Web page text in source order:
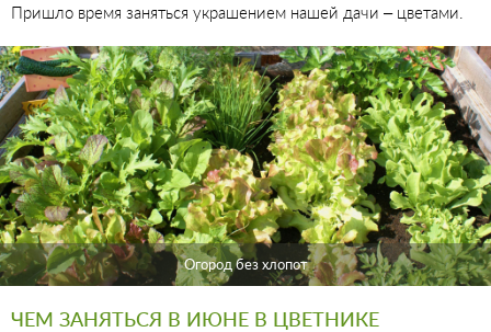
Пришло время заняться украшением нашей дачи – цветами.
Огород без хлопот
ЧЕМ ЗАНЯТЬСЯ В ИЮНЕ В ЦВЕТНИКЕ